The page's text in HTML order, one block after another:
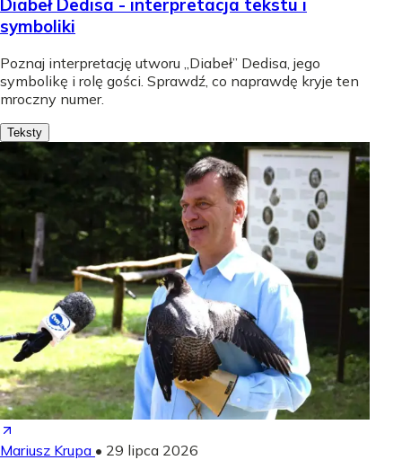
Diabeł Dedisa - interpretacja tekstu i
symboliki
Poznaj interpretację utworu „Diabeł” Dedisa, jego
symbolikę i rolę gości. Sprawdź, co naprawdę kryje ten
mroczny numer.
Teksty
Mariusz Krupa • 29 lipca 2026